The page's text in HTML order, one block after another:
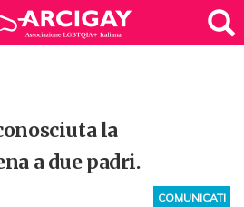
la
a due padri.
COMUNICATI